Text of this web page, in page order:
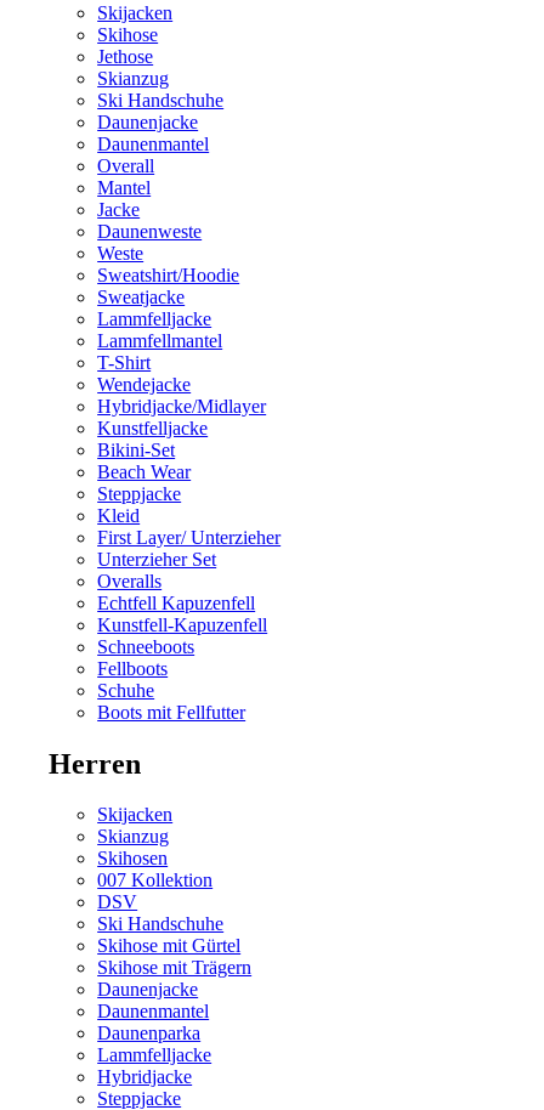
Skijacken
Skihose
Jethose
Skianzug
Ski Handschuhe
Daunenjacke
Daunenmantel
Overall
Mantel
Jacke
Daunenweste
Weste
Sweatshirt/Hoodie
Sweatjacke
Lammfelljacke
Lammfellmantel
T-Shirt
Wendejacke
Hybridjacke/Midlayer
Kunstfelljacke
Bikini-Set
Beach Wear
Steppjacke
Kleid
First Layer/ Unterzieher
Unterzieher Set
Overalls
Echtfell Kapuzenfell
Kunstfell-Kapuzenfell
Schneeboots
Fellboots
Schuhe
Boots mit Fellfutter
Herren
Skijacken
Skianzug
Skihosen
007 Kollektion
DSV
Ski Handschuhe
Skihose mit Gürtel
Skihose mit Trägern
Daunenjacke
Daunenmantel
Daunenparka
Lammfelljacke
Hybridjacke
Steppjacke